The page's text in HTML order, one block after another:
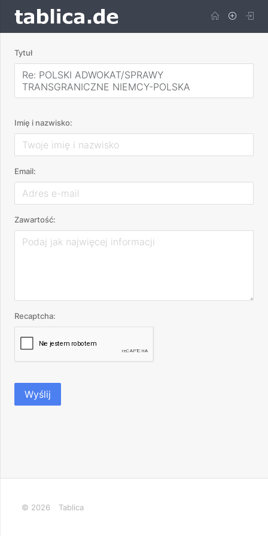
Tytuł
Re: POLSKI ADWOKAT/SPRAWY
TRANSGRANICZNE NIEMCY-POLSKA
Imię i nazwisko:
Email:
Zawartość:
Recaptcha:
Wyślij
© 2026 Tablica